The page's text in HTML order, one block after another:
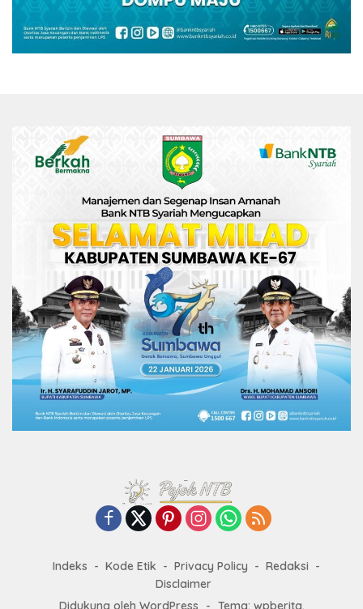
Indeks Kode Etik Privacy Policy
Redaksi
Disclaimer
Didukung oleh WordPress
- Tema: wpberita.